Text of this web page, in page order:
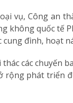
vụ, Công an
không quốc tế
đình, hoạt
các chuyến
phát triển